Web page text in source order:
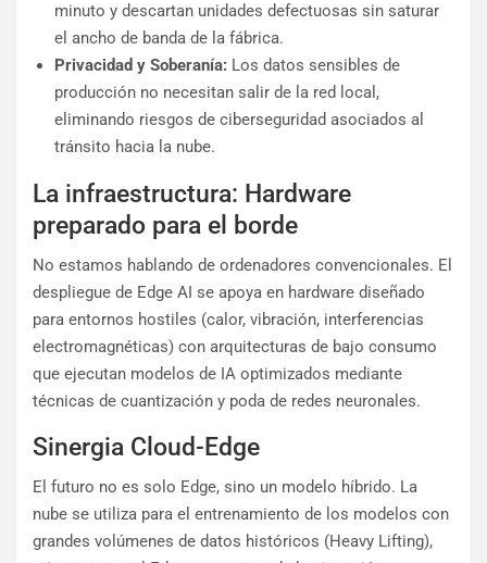
minuto y descartan unidades defectuosas sin saturar
el ancho de banda de la fábrica.
Privacidad y Soberanía: Los datos sensibles de
producción no necesitan salir de la red local,
eliminando riesgos de ciberseguridad asociados al
tránsito hacia la nube.
La infraestructura: Hardware
preparado para el borde
No estamos hablando de ordenadores convencionales. El
despliegue de Edge AI se apoya en hardware diseñado
para entornos hostiles (calor, vibración, interferencias
electromagnéticas) con arquitecturas de bajo consumo
que ejecutan modelos de IA optimizados mediante
técnicas de cuantización y poda de redes neuronales.
Sinergia Cloud-Edge
El futuro no es solo Edge, sino un modelo híbrido. La
nube se utiliza para el entrenamiento de los modelos con
grandes volúmenes de datos históricos (Heavy Lifting),